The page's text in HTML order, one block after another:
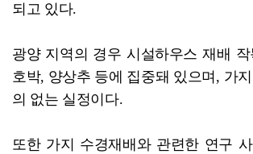
되고 있다.
광양 지역의 경우 시설하우스 재배 작
호박, 양상추 등에 집중돼 있으며, 가
의 없는 실정이다.
또한 가지 수경재배와 관련한 연구